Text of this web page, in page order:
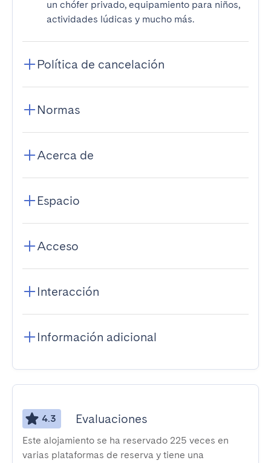
un chófer privado, equipamiento para niños,
actividades lúdicas y mucho más.
Política de cancelación
Normas
Acerca de
Espacio
Acceso
Interacción
Información adicional
4.3 Evaluaciones
Este alojamiento se ha reservado 225 veces en
varias plataformas de reserva y tiene una